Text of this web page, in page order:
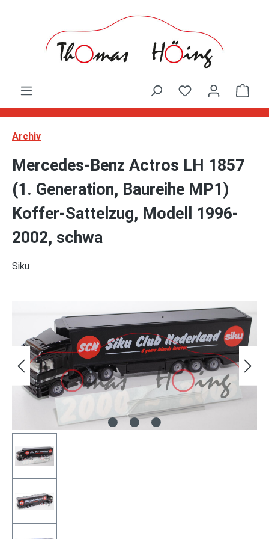
Archiv
Mercedes-Benz Actros LH 1857
(1. Generation, Baureihe MP1)
Koffer-Sattelzug, Modell 1996-
2002, schwa
Siku